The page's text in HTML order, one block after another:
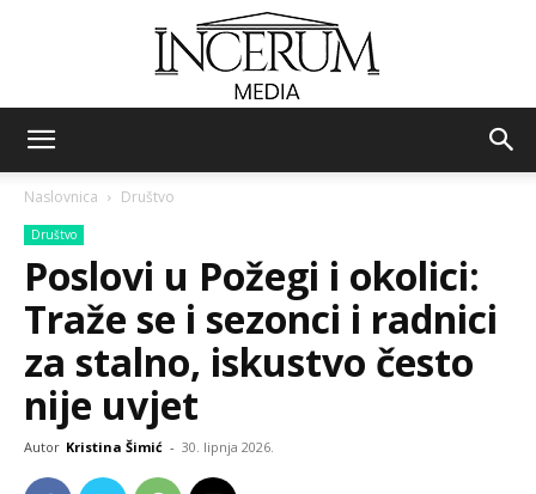
media
Naslovnica Društvo
Društvo
Poslovi u Požegi i okolici:
Traže se i sezonci i radnici
za stalno, iskustvo često
nije uvjet
Autor Kristina Šimić - 30. lipnja 2026.